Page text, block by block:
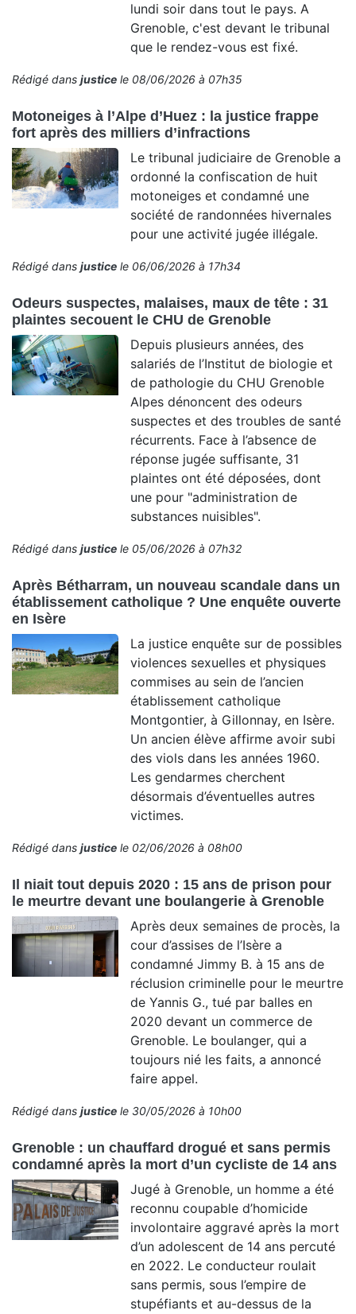
lundi soir dans tout le pays. A
Grenoble, c'est devant le tribunal
que le rendez-vous est fixé.
Rédigé dans justice le 08/06/2026 à 07h35
Motoneiges à l’Alpe d’Huez : la justice frappe
fort après des milliers d’infractions
Le tribunal judiciaire de Grenoble a
ordonné la confiscation de huit
motoneiges et condamné une
société de randonnées hivernales
pour une activité jugée illégale.
Rédigé dans justice le 06/06/2026 à 17h34
Odeurs suspectes, malaises, maux de tête : 31
plaintes secouent le CHU de Grenoble
Depuis plusieurs années, des
salariés de l’Institut de biologie et
de pathologie du CHU Grenoble
Alpes dénoncent des odeurs
suspectes et des troubles de santé
récurrents. Face à l’absence de
réponse jugée suffisante, 31
plaintes ont été déposées, dont
une pour "administration de
substances nuisibles".
Rédigé dans justice le 05/06/2026 à 07h32
Après Bétharram, un nouveau scandale dans un
établissement catholique ? Une enquête ouverte
en Isère
La justice enquête sur de possibles
violences sexuelles et physiques
commises au sein de l’ancien
établissement catholique
Montgontier, à Gillonnay, en Isère.
Un ancien élève affirme avoir subi
des viols dans les années 1960.
Les gendarmes cherchent
désormais d’éventuelles autres
victimes.
Rédigé dans justice le 02/06/2026 à 08h00
Il niait tout depuis 2020 : 15 ans de prison pour
le meurtre devant une boulangerie à Grenoble
Après deux semaines de procès, la
cour d’assises de l’Isère a
condamné Jimmy B. à 15 ans de
réclusion criminelle pour le meurtre
de Yannis G., tué par balles en
2020 devant un commerce de
Grenoble. Le boulanger, qui a
toujours nié les faits, a annoncé
faire appel.
Rédigé dans justice le 30/05/2026 à 10h00
Grenoble : un chauffard drogué et sans permis
condamné après la mort d’un cycliste de 14 ans
Jugé à Grenoble, un homme a été
reconnu coupable d’homicide
involontaire aggravé après la mort
d’un adolescent de 14 ans percuté
en 2022. Le conducteur roulait
sans permis, sous l’empire de
stupéfiants et au-dessus de la